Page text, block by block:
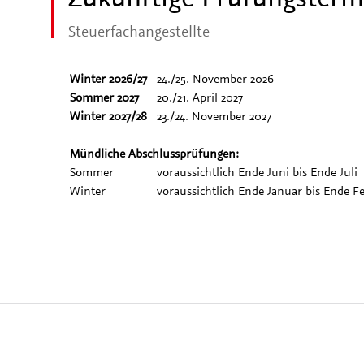
Steuerfachangestellte
Winter 2026/27
24./25. November 2026
Sommer 2027
20./21. April 2027
Winter 2027/28
23./24. November 2027
Mündliche Abschlussprüfungen:
Sommer
voraussichtlich Ende Juni bis Ende Juli
Winter
voraussichtlich Ende Januar bis Ende